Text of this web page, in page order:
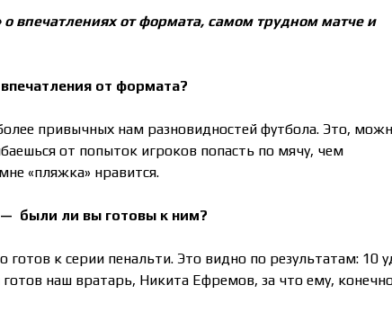
от формата, самом трудном матче и
от формата?
привычных нам разновидностей футбола. Это,
от попыток игроков попасть по мячу, чем
«пляжка» нравится.
— были ли вы готовы к ним?
к серии пенальти. Это видно по результатам: 10
наш вратарь, Никита Ефремов, за что ему,